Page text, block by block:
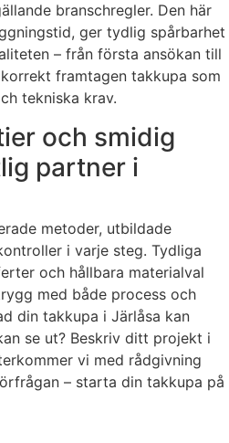
branschregler. Den här
ger tydlig spårbarhet
– från första ansökan till
framtagen takkupa som
tekniska krav.
och smidig
partner i
metoder, utbildade
i varje steg. Tydliga
och hållbara materialval
med både process och
din takkupa i Järlåsa kan
se ut? Beskriv ditt projekt i
vi med rådgivning
– starta din takkupa på